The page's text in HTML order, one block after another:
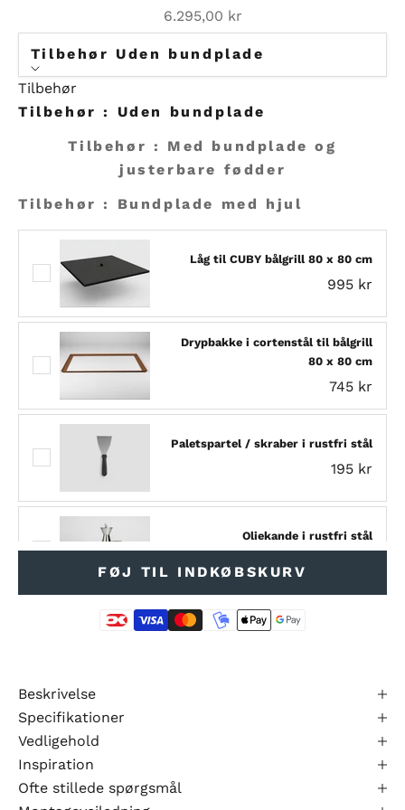
Salgspris
6.295,00 kr
Tilbehør Uden bundplade
Tilbehør
Tilbehør : Uden bundplade
Tilbehør : Med bundplade og
justerbare fødder
Tilbehør : Bundplade med hjul
Låg til CUBY bålgrill 80 x 80 cm
995 kr
Drypbakke i cortenstål til bålgrill
80 x 80 cm
745 kr
Paletspartel / skraber i rustfri stål
195 kr
Oliekande i rustfri stål
Infrarød termometer - perfekt til
FØJ TIL INDKØBSKURV
Beskrivelse
Specifikationer
Vedligehold
Inspiration
Ofte stillede spørgsmål